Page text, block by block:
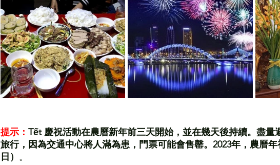
提示： Tết 慶祝活動在農曆新年前三天開始，並在幾天後持續。盡量
旅行，因為交通中心將人滿為患，門票可能會售罄。2023年，農曆
日） 。